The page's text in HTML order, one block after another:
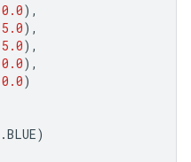
0.0),
5.0),
5.0),
0.0),
0.0)
.BLUE)